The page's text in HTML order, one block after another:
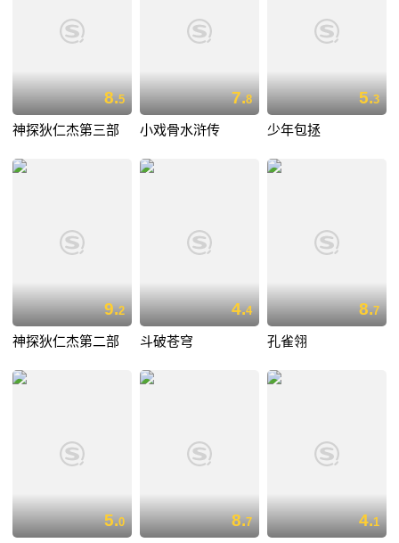
8.5
神探狄仁杰第三部
7.8
小戏骨水浒传
5.3
少年包拯
9.2
神探狄仁杰第二部
4.4
斗破苍穹
8.7
孔雀翎
5.0 8.7 4.1